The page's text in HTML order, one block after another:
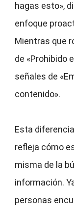
hagas esto»,
enfoque
Mientras que
de «Prohibido
señales de
contenido».
Esta
refleja cómo
misma de la
información.
personas